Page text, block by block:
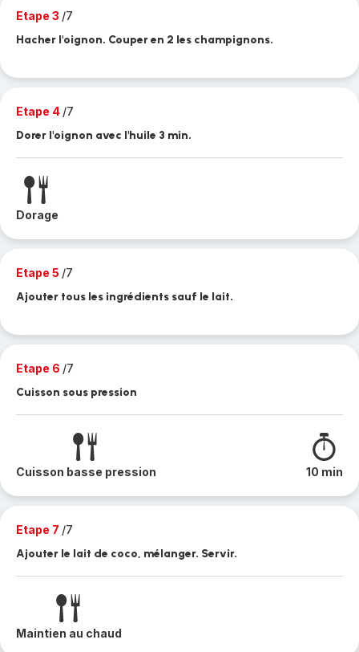
Etape 3 /7
Hacher l'oignon. Couper en 2 les champignons.
Etape 4 /7
Dorer l'oignon avec l'huile 3 min.
Dorage
Etape 5 /7
Ajouter tous les ingrédients sauf le lait.
Etape 6 /7
Cuisson sous pression
Cuisson basse pression 10 min
Etape 7 /7
Ajouter le lait de coco, mélanger. Servir.
Maintien au chaud